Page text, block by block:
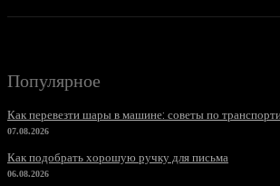
Популярное
Как перевезти шары в машине: советы по
07.08.2026
Как подобрать хорошую ручку для письма
06.08.2026